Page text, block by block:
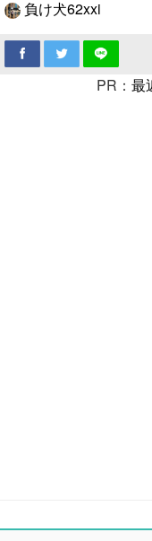
負け犬62xxi
PR： 最